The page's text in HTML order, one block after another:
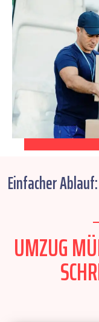
Einfacher
UMZUG